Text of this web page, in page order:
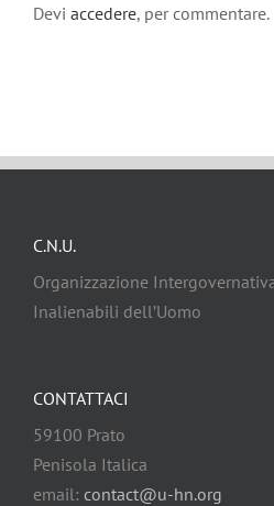
Devi accedere, per commentare.
C.N.U.
Organizzazione
Inalienabili dell’Uomo
CONTATTACI
59100 Prato
Penisola Italica
email: contact@u-hn.org